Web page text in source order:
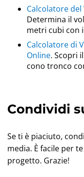
Calcolatore
Determina il
metri cubi con
Calcolatore di
Online. Scopri
cono tronco
Condividi
Se ti è piaciuto,
media. È facile per
progetto. Grazie!